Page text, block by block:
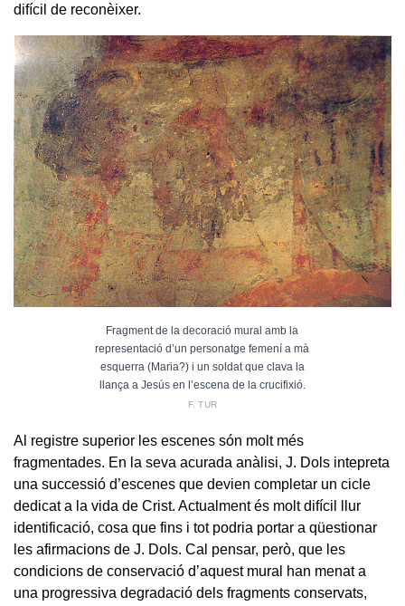
difícil de reconèixer.
Fragment de la decoració mural amb la
representació d’un personatge femení a mà
esquerra (Maria?) i un soldat que clava la
llança a Jesús en l’escena de la crucifixió.
F. TUR
Al registre superior les escenes són molt més
fragmentades. En la seva acurada anàlisi, J. Dols intepreta
una successió d’escenes que devien completar un cicle
dedicat a la vida de Crist. Actualment és molt difícil llur
identificació, cosa que fins i tot podria portar a qüestionar
les afirmacions de J. Dols. Cal pensar, però, que les
condicions de conservació d’aquest mural han menat a
una progressiva degradació dels fragments conservats,